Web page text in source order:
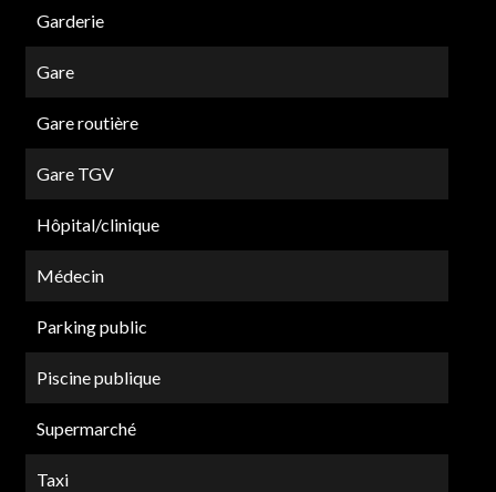
Garderie
Gare
Gare routière
Gare TGV
Hôpital/clinique
Médecin
Parking public
Piscine publique
Supermarché
Taxi